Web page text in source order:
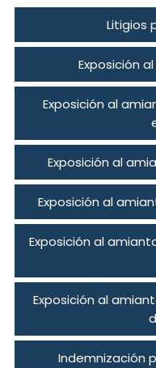
Litigios
Exposición
Exposición al
Exposición al
Exposición al
Exposición al
Exposición al
Indemnización